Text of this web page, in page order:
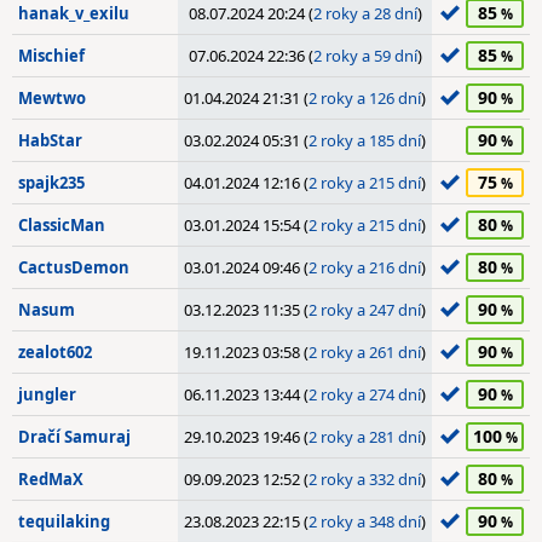
hanak_v_exilu 08.07.2024 20:24 (2 roky a 28 dní) 85
Mischief 07.06.2024 22:36 (2 roky a 59 dní) 85
Mewtwo 01.04.2024 21:31 (2 roky a 126 dní) 90
HabStar 03.02.2024 05:31 (2 roky a 185 dní) 90
spajk235 04.01.2024 12:16 (2 roky a 215 dní) 75
ClassicMan 03.01.2024 15:54 (2 roky a 215 dní) 80
CactusDemon 03.01.2024 09:46 (2 roky a 216 dní) 80
Nasum 03.12.2023 11:35 (2 roky a 247 dní) 90
zealot602 19.11.2023 03:58 (2 roky a 261 dní) 90
jungler 06.11.2023 13:44 (2 roky a 274 dní) 90
Dračí Samuraj 29.10.2023 19:46 (2 roky a 281 dní) 100
RedMaX 09.09.2023 12:52 (2 roky a 332 dní) 80
tequilaking 23.08.2023 22:15 (2 roky a 348 dní) 90